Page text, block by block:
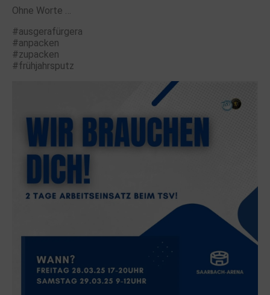
Ohne Worte …
#ausgerafürgera
#anpacken
#zupacken
#frühjahrsputz